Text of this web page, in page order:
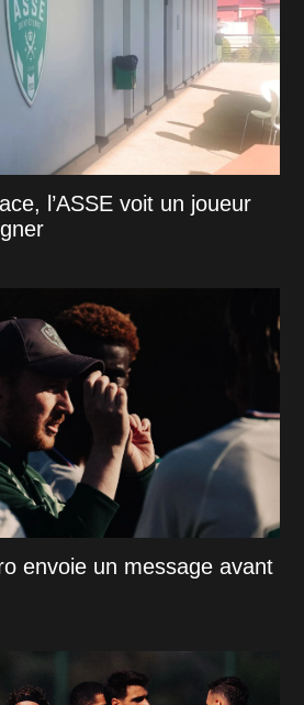
l’ASSE voit un joueur
envoie un message avant